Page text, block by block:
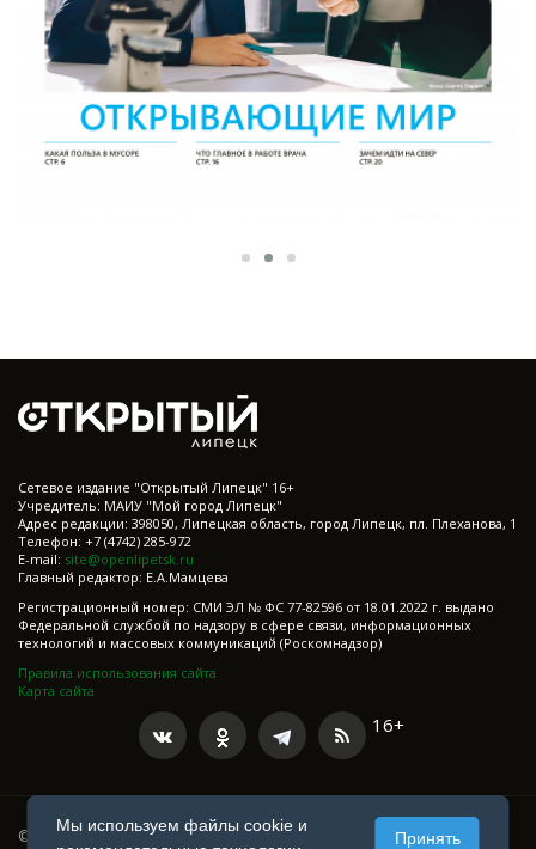
Cетевое издание "Открытый Липецк" 16+
Учредитель: МАИУ "Мой город Липецк"
Адрес редакции: 398050, Липецкая область, город Липецк, пл. Плеханова, 1
Телефон: +7 (4742) 285-972
E-mail: site@openlipetsk.ru
Главный редактор: Е.А.Мамцева
Регистрационный номер: СМИ ЭЛ № ФС 77-82596 от 18.01.2022 г. выдано
Федеральной службой по надзору в сфере связи, информационных
технологий и массовых коммуникаций (Роскомнадзор)
Правила использования сайта
Карта сайта
16+
© 2021-2025 Все права защищены
Мы используем файлы cookie и
Принять